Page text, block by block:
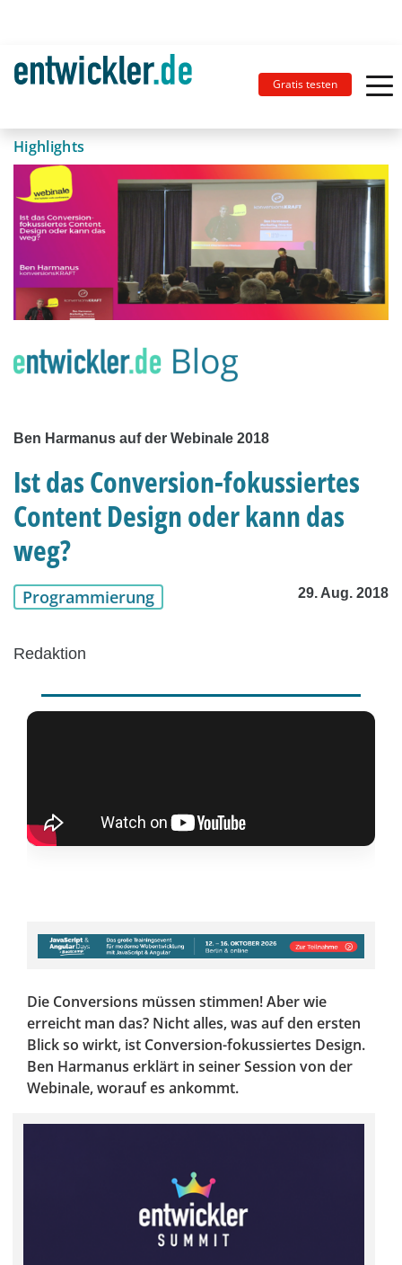
Gratis testen
Highlights
Ben Harmanus auf der Webinale 2018
Ist das Conversion-fokussiertes
Content Design oder kann das
weg?
Programmierung 29. Aug. 2018
Redaktion
Die Conversions müssen stimmen! Aber wie
erreicht man das? Nicht alles, was auf den ersten
Blick so wirkt, ist Conversion-fokussiertes Design.
Ben Harmanus erklärt in seiner Session von der
Webinale, worauf es ankommt.